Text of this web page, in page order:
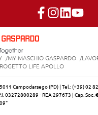
MY MASCHIO GASPARDO
LIFE APOLLO
Campodarsego (PD) | Tel.: (+39) 02
03272800289 - REA 297673 | Cap.